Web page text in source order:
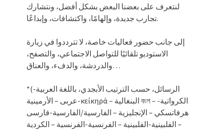
لنتعرف على بعضنا البعض بشكل أفضل، ونتشارك
تجارب جديدة، وإلهامًا، واكتشافات، وإبداعًا.
إلى جانب حضور فعاليات خاصة، لا تترددوا في زيارة
الاستوديو تلقائيًا للتواصل الاجتماعي، والتصفح،
والدردشة، والدفء، والعناق…
*(الرسائل، حسب الترتيب الأبجدي، باللغة العربية-
عربى – الأرمينية-κείκηρά – البنغالية বংল – الكرواتية-
هرفاتسكي – الإنجليزية – الفارسية/الفارسية-فارسی
– الفلبينية-الفلبينية – الفرنسية-الفرنسية – الكردية